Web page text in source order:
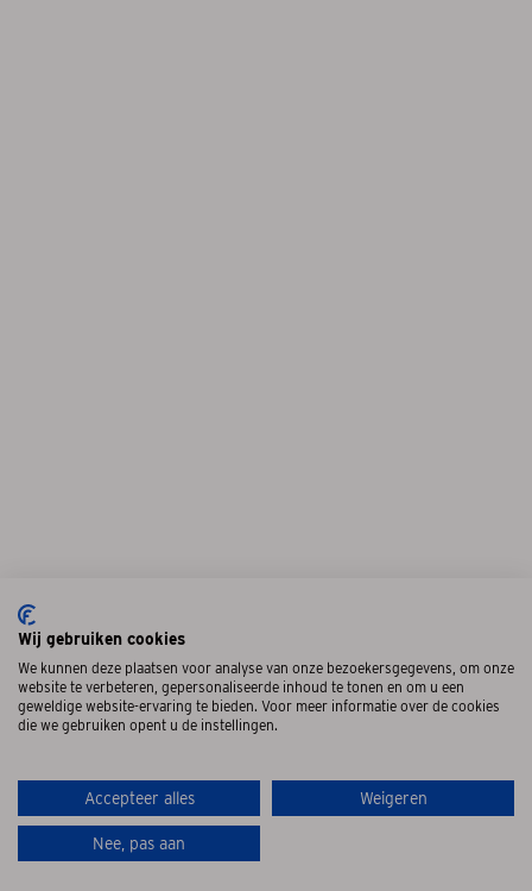
1
Wij gebruiken cookies
We kunnen deze plaatsen voor analyse van onze bezoekersgegevens, om onze
website te verbeteren, gepersonaliseerde inhoud te tonen en om u een
geweldige website-ervaring te bieden. Voor meer informatie over de cookies
die we gebruiken opent u de instellingen.
Accepteer alles Weigeren
Nee, pas aan